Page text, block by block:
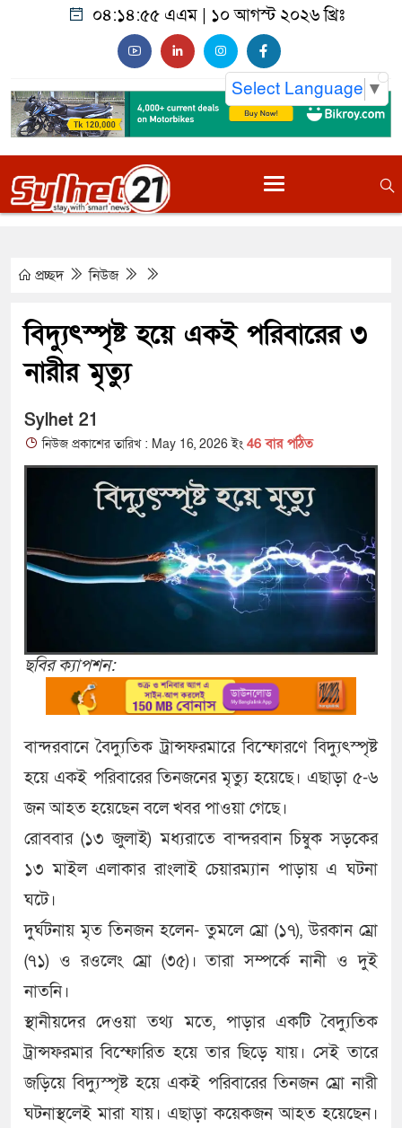
০৪:১৪:৫৬ এএম| ১০ আগস্ট ২০২৬ খ্রিঃ
Select Language ▼
প্রচ্ছদ নিউজ
বিদ্যুৎস্পৃষ্ট হয়ে একই পরিবারের ৩
নারীর মৃত্যু
Sylhet 21
নিউজ প্রকাশের তারিখ : May 16, 2026 ইং 46 বার পঠিত
ছবির ক্যাপশন:
বান্দরবানে বৈদ্যুতিক ট্রান্সফরমারে বিস্ফোরণে বিদ্যুৎস্পৃষ্ট
হয়ে একই পরিবারের তিনজনের মৃত্যু হয়েছে। এছাড়া ৫-৬
জন আহত হয়েছেন বলে খবর পাওয়া গেছে।
রোববার (১৩ জুলাই) মধ্যরাতে বান্দরবান চিম্বুক সড়‌কের
১৩ মাইল এলাকার রাংলাই চেয়ারম্যান পাড়ায় এ ঘটনা
ঘ‌টে।
দুর্ঘটনায় মৃত তিনজন হলেন- তুমলে ম্রো (১৭), উরকান ম্রো
(৭১) ও রওলেং ম্রো (৩৫)। তারা সম্পর্কে নানী ও দুই
নাতনি।
স্থানীয়দের দেওয়া তথ্য মতে, পাড়ার এক‌টি বৈদ্যুতিক
ট্রান্সফরমার বি‌স্ফো‌রিত হয়ে তা‌র ছিড়ে যায়। সেই তারে
জ‌ড়ি‌য়ে বিদ্যুস্পৃষ্ট হ‌য়ে একই প‌রিবা‌রের তিনজন ম্রো নারী
ঘটনাস্থ‌লেই মারা যায়। এছাড়া কয়েকজন আহত হয়েছেন।